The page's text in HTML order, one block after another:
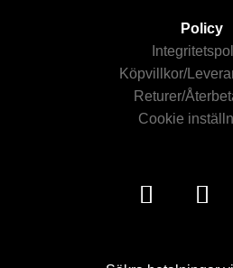
Policy
Köpvillkor/
Returer/
Cookie